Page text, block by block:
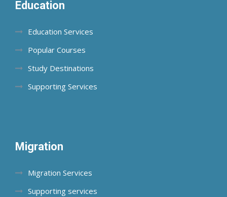
Education
Education Services
Popular Courses
Study Destinations
Supporting Services
Migration
Migration Services
Supporting services